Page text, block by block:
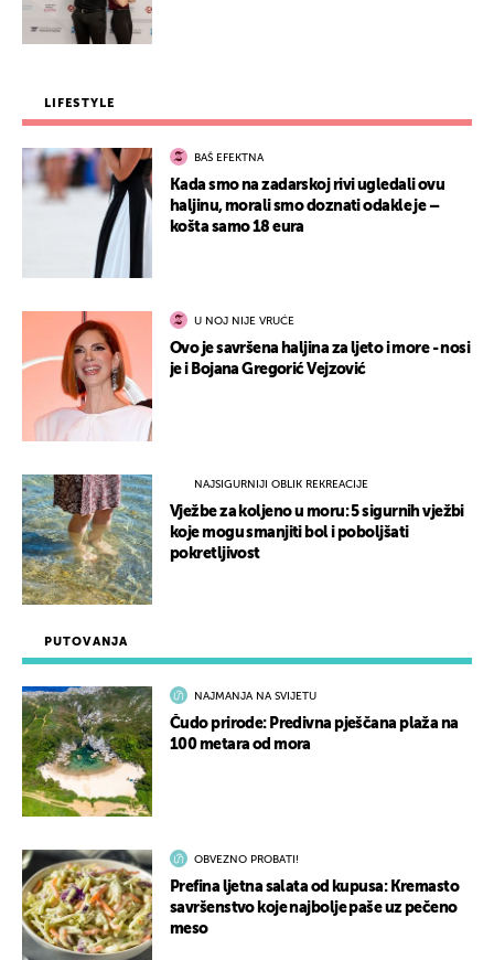
PUTOVANJA
NAJMANJA NA SVIJETU
Čudo prirode: Predivna pješčana plaža na
100 metara od mora
OBVEZNO PROBATI!
Prefina ljetna salata od kupusa: Kremasto
savršenstvo koje najbolje paše uz pečeno
meso
LIFESTYLE
BAŠ EFEKTNA
Kada smo na zadarskoj rivi ugledali ovu
haljinu, morali smo doznati odakle je –
košta samo 18 eura
U NOJ NIJE VRUĆE
Ovo je savršena haljina za ljeto i more - nosi
je i Bojana Gregorić Vejzović
NAJSIGURNIJI OBLIK REKREACIJE
Vježbe za koljeno u moru: 5 sigurnih vježbi
koje mogu smanjiti bol i poboljšati
pokretljivost